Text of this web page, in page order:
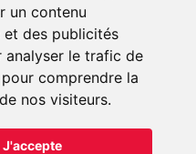
un contenu
et des publicités
analyser le trafic de
comprendre la
nos visiteurs.
J'accepte
de nutrition sportive,
Eric Favre
. Cette gamme est
ingrédients et sur une formulation
sportif. La gamme hydratation
des